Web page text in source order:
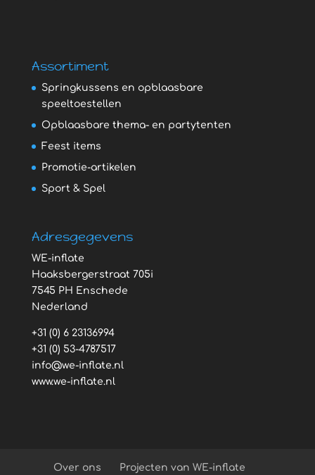
Assortiment
Springkussens en opblaasbare
speeltoestellen
Opblaasbare thema- en partytenten
Feest items
Promotie-artikelen
Sport & Spel
Adresgegevens
WE-inflate
Haaksbergerstraat 705i
7545 PH Enschede
Nederland
+31 (0) 6 23136994
+31 (0) 53-4787517
info@we-inflate.nl
www.we-inflate.nl
Over ons Projecten van WE-inflate